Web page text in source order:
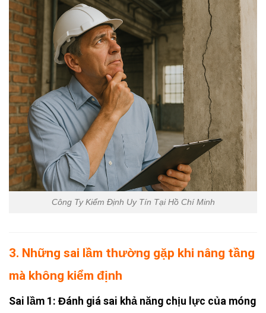
Công Ty Kiểm Định Uy Tín Tại Hồ Chí Minh
3. Những sai lầm thường gặp khi nâng tầng
mà không kiểm định
Sai lầm 1: Đánh giá sai khả năng chịu lực của móng